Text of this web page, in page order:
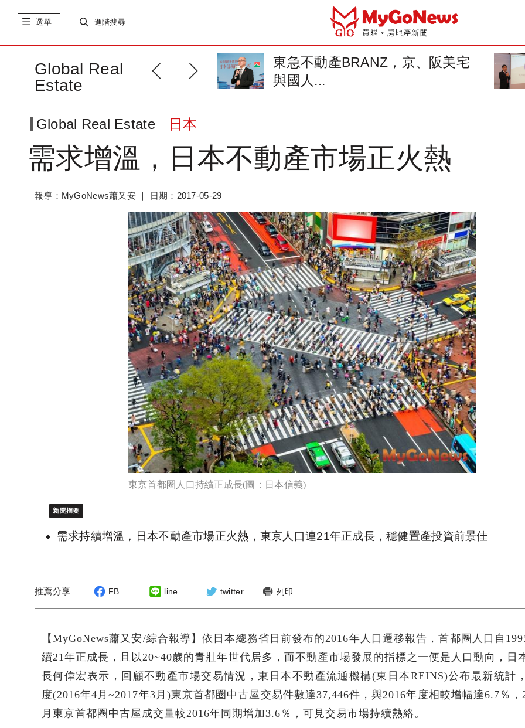
選單 進階搜尋
Global Real
Estate
者觀點：東京不動產齊漲，大
投資成焦點
東急不動產BRANZ，京、阪美宅
與國人...
Global Real Estate 日本
需求增溫，日本不動產市場正火熱
報導：MyGoNews蕭又安 ｜ 日期：2017-05-29
東京首都圈人口持續正成長(圖：日本信義)
新聞摘要
需求持續增溫，日本不動產市場正火熱，東京人口連21年正成長，穩健置產投資前景佳
推薦分享 FB line twitter 列印
【MyGoNews蕭又安/綜合報導】依日本總務省日前發布的2016年人口遷移報告，首都圈人口自
續21年正成長，且以20~40歲的青壯年世代居多，而不動產市場發展的指標之一便是人口動向，日
長何偉宏表示，回顧不動產市場交易情況，東日本不動產流通機構(東日本REINS)公布最新統計
度(2016年4月~2017年3月)東京首都圈中古屋交易件數達37,446件，與2016年度相較增幅達6.7％，
月東京首都圈中古屋成交量較2016年同期增加3.6％，可見交易市場持續熱絡。